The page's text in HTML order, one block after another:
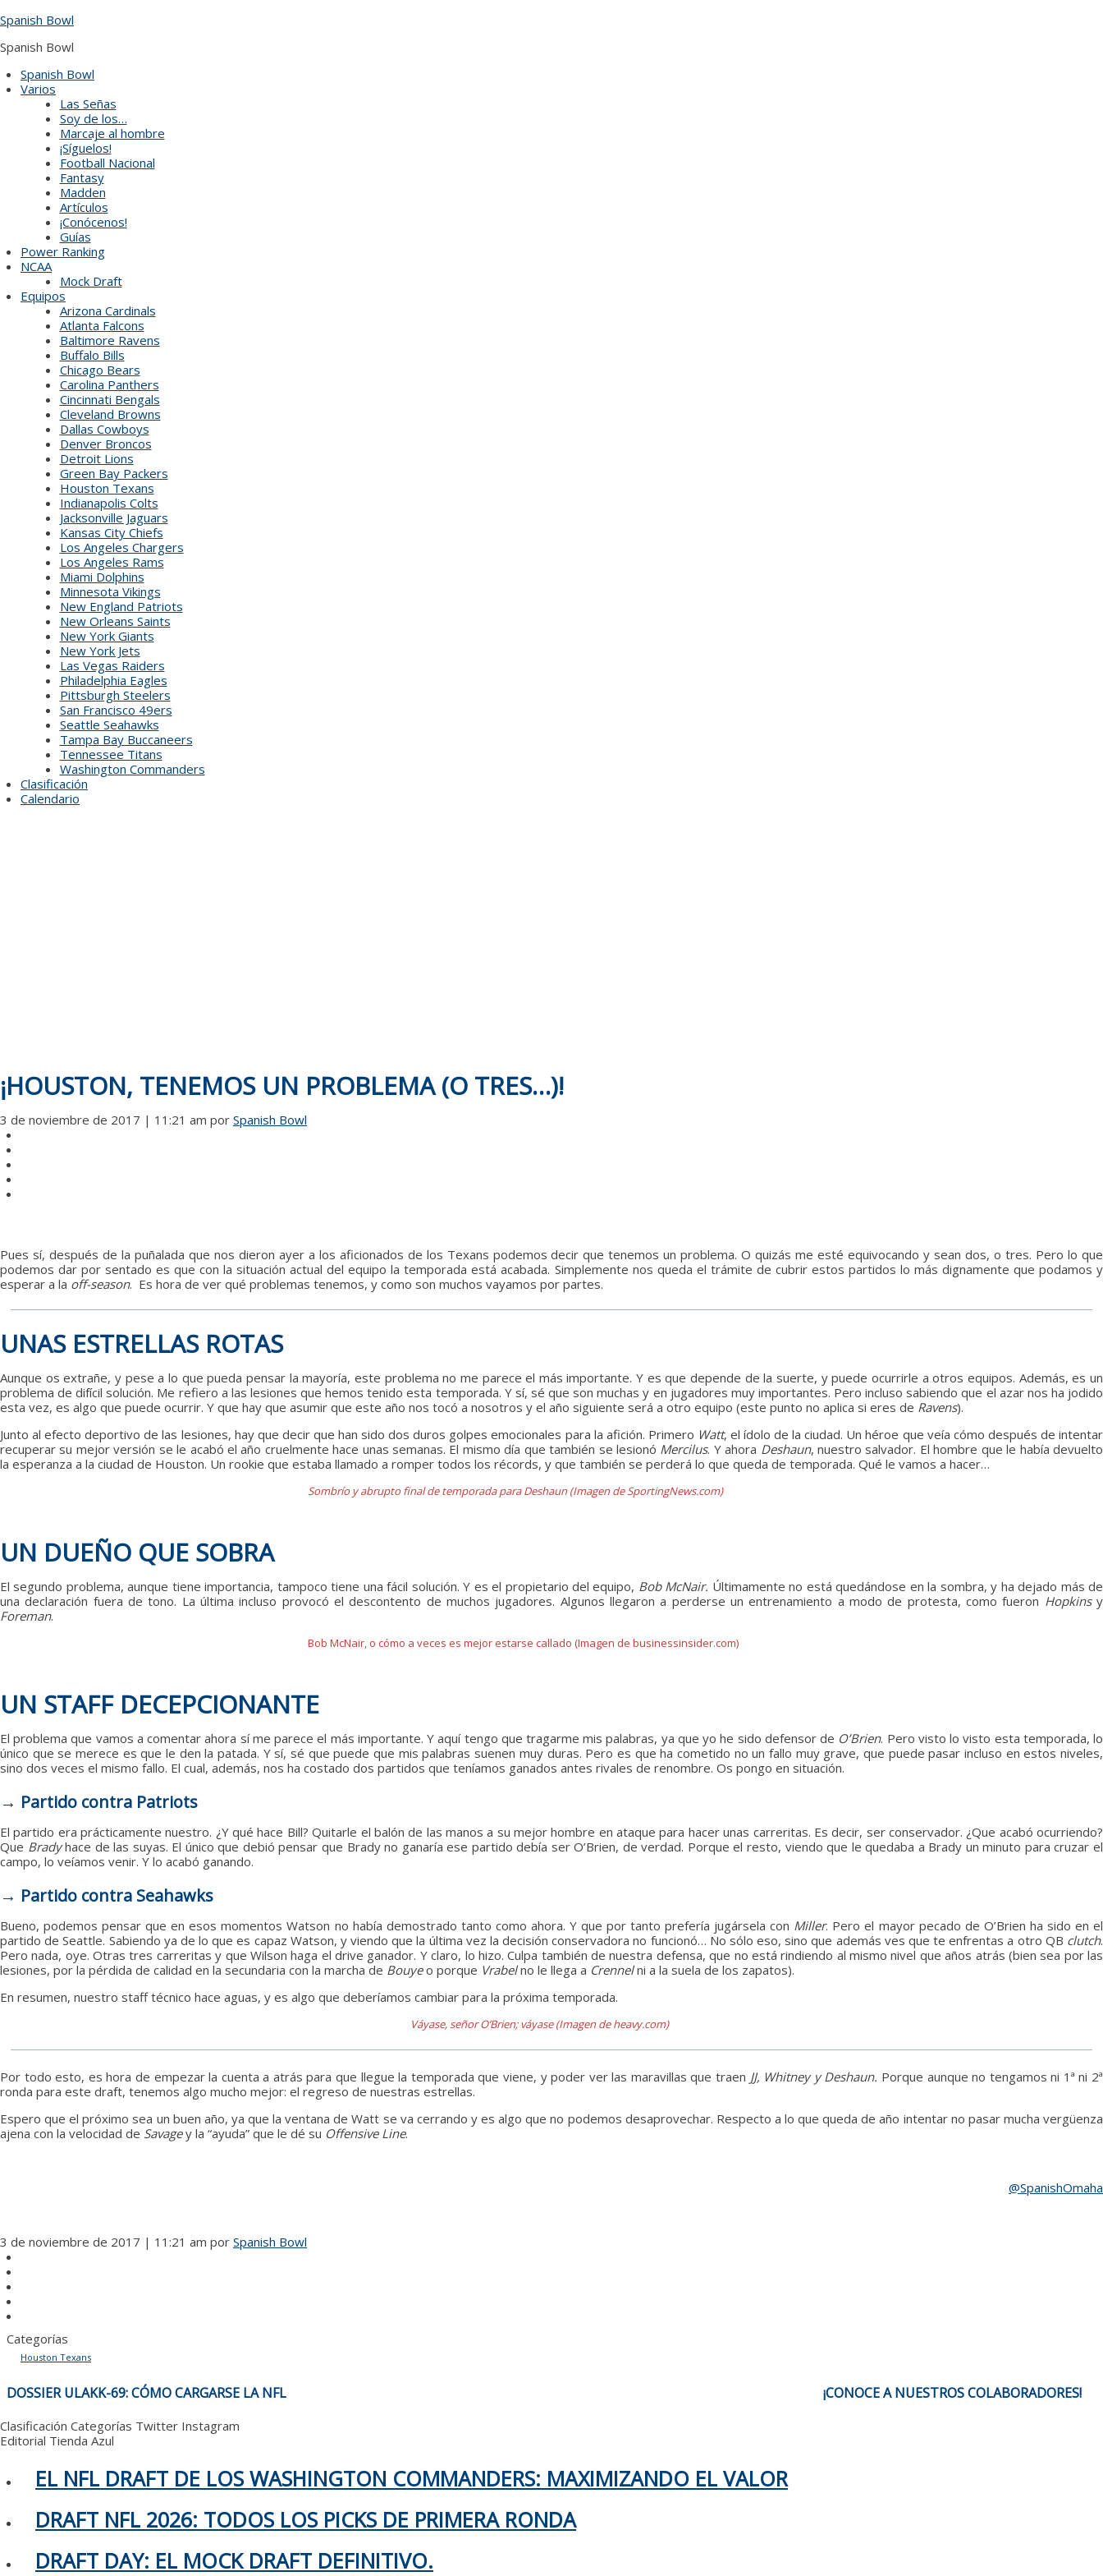
to
Spanish Bowl
Spanish Bowl
Spanish Bowl
Varios
Las Señas
Soy de los…
Marcaje al hombre
¡Síguelos!
Football Nacional
Fantasy
Madden
Artículos
¡Conócenos!
Guías
Power Ranking
NCAA
Mock Draft
Equipos
Arizona Cardinals
Atlanta Falcons
Baltimore Ravens
Buffalo Bills
Chicago Bears
Carolina Panthers
Cincinnati Bengals
Cleveland Browns
Dallas Cowboys
Denver Broncos
Detroit Lions
Green Bay Packers
Houston Texans
Indianapolis Colts
Jacksonville Jaguars
Kansas City Chiefs
Los Angeles Chargers
Los Angeles Rams
Miami Dolphins
Minnesota Vikings
New England Patriots
New Orleans Saints
New York Giants
New York Jets
Las Vegas Raiders
Philadelphia Eagles
Pittsburgh Steelers
San Francisco 49ers
Seattle Seahawks
Tampa Bay Buccaneers
Tennessee Titans
Washington Commanders
Clasificación
Calendario
¡HOUSTON, TENEMOS UN PROBLEMA (O TRES…)!
3 de noviembre de 2017 | 11:21 am por Spanish Bowl
Pues sí, después de la puñalada que nos dieron ayer a los aficionados de los Texans podemos decir que tenemos un problema. O quizás me esté equivocando y sean dos, o tres. Pero lo que
podemos dar por sentado es que con la situación actual del equipo la temporada está acabada. Simplemente nos queda el trámite de cubrir estos partidos lo más dignamente que podamos y
esperar a la off-season. Es hora de ver qué problemas tenemos, y como son muchos vayamos por partes.
UNAS ESTRELLAS ROTAS
Aunque os extrañe, y pese a lo que pueda pensar la mayoría, este problema no me parece el más importante. Y es que depende de la suerte, y puede ocurrirle a otros equipos. Además, es un
problema de difícil solución. Me refiero a las lesiones que hemos tenido esta temporada. Y sí, sé que son muchas y en jugadores muy importantes. Pero incluso sabiendo que el azar nos ha jodido
esta vez, es algo que puede ocurrir. Y que hay que asumir que este año nos tocó a nosotros y el año siguiente será a otro equipo (este punto no aplica si eres de Ravens).
Junto al efecto deportivo de las lesiones, hay que decir que han sido dos duros golpes emocionales para la afición. Primero Watt, el ídolo de la ciudad. Un héroe que veía cómo después de intentar
recuperar su mejor versión se le acabó el año cruelmente hace unas semanas. El mismo día que también se lesionó Mercilus. Y ahora Deshaun, nuestro salvador. El hombre que le había devuelto
la esperanza a la ciudad de Houston. Un rookie que estaba llamado a romper todos los récords, y que también se perderá lo que queda de temporada. Qué le vamos a hacer…
Sombrío y abrupto final de temporada para Deshaun (Imagen de SportingNews.com)
UN DUEÑO QUE SOBRA
El segundo problema, aunque tiene importancia, tampoco tiene una fácil solución. Y es el propietario del equipo, Bob McNair. Últimamente no está quedándose en la sombra, y ha dejado más de
una declaración fuera de tono. La última incluso provocó el descontento de muchos jugadores. Algunos llegaron a perderse un entrenamiento a modo de protesta, como fueron Hopkinsy
Foreman.
Bob McNair, o cómo a veces es mejor estarse callado (Imagen de businessinsider.com)
UN STAFF DECEPCIONANTE
El problema que vamos a comentar ahora sí me parece el más importante. Y aquí tengo que tragarme mis palabras, ya que yo he sido defensor de O’Brien. Pero visto lo visto esta temporada, lo
único que se merece es que le den la patada. Y sí, sé que puede que mis palabras suenen muy duras. Pero es que ha cometido no un fallo muy grave, que puede pasar incluso en estos niveles,
sino dos veces el mismo fallo. El cual, además, nos ha costado dos partidos que teníamos ganados antes rivales de renombre. Os pongo en situación.
→ Partido contra Patriots
El partido era prácticamente nuestro. ¿Y qué hace Bill? Quitarle el balón de las manos a su mejor hombre en ataque para hacer unas carreritas. Es decir, ser conservador. ¿Que acabó ocurriendo?
Que Bradyhace de las suyas. El único que debió pensar que Brady no ganaría ese partido debía ser O’Brien, de verdad. Porque el resto, viendo que le quedaba a Brady un minuto para cruzar el
campo, lo veíamos venir. Y lo acabó ganando.
→ Partido contra Seahawks
Bueno, podemos pensar que en esos momentos Watson no había demostrado tanto como ahora. Y que por tanto prefería jugársela con Miller. Pero el mayor pecado de O’Brien ha sido en el
partido de Seattle. Sabiendo ya de lo que es capaz Watson, y viendo que la última vez la decisión conservadora no funcionó… No sólo eso, sino que además ves que te enfrentas a otro QB clutch.
Pero nada, oye. Otras tres carreritas y que Wilson haga el drive ganador. Y claro, lo hizo. Culpa también de nuestra defensa, que no está rindiendo al mismo nivel que años atrás (bien sea por las
lesiones, por la pérdida de calidad en la secundaria con la marcha de Bouyeo porque Vrabelno le llega a Crennelni a la suela de los zapatos).
En resumen, nuestro staff técnico hace aguas, y es algo que deberíamos cambiar para la próxima temporada.
Váyase, señor O’Brien; váyase (Imagen de heavy.com)
Por todo esto, es hora de empezar la cuenta a atrás para que llegue la temporada que viene, y poder ver las maravillas que traen JJ, Whitney y Deshaun. Porque aunque no tengamos ni 1ª ni 2ª
ronda para este draft, tenemos algo mucho mejor: el regreso de nuestras estrellas.
Espero que el próximo sea un buen año, ya que la ventana de Watt se va cerrando y es algo que no podemos desaprovechar. Respecto a lo que queda de año intentar no pasar mucha vergüenza
ajena con la velocidad de Savagey la “ayuda” que le dé su Offensive Line.
@SpanishOmaha
3 de noviembre de 2017 | 11:21 am por Spanish Bowl
Categorías
Houston Texans
NAVEGACIÓN
DE
ENTRADAS
DOSSIER ULAKK-69: CÓMO CARGARSE LA NFL ¡CONOCE A NUESTROS COLABORADORES!
Clasificación Categorías Twitter Instagram
Editorial Tienda Azul
EL NFL DRAFT DE LOS WASHINGTON COMMANDERS: MAXIMIZANDO EL VALOR
DRAFT NFL 2026: TODOS LOS PICKS DE PRIMERA RONDA
DRAFT DAY: EL MOCK DRAFT DEFINITIVO.